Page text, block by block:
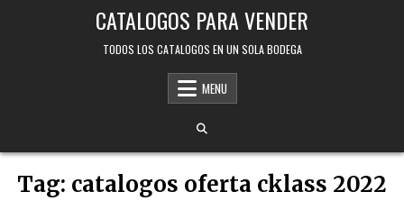
CATALOGOS PARA VENDER
TODOS LOS CATALOGOS EN UN SOLA BODEGA
MENU
Tag: catalogos oferta cklass 2022